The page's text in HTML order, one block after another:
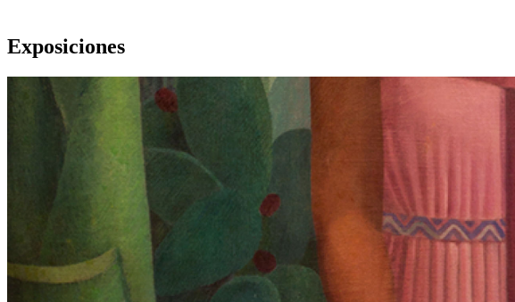
Exposiciones